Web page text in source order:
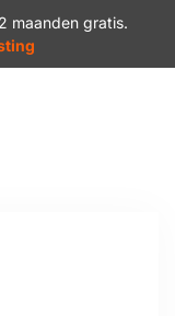
maanden gratis.